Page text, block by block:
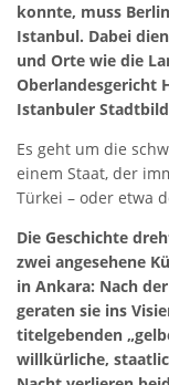
konnte, muss
Istanbul. Dabei
und Orte wie die
Oberlandesgericht
Istanbuler
Es geht um die
einem Staat, der
Türkei – oder etwa
Die Geschichte
zwei angesehene
in Ankara: Nach
geraten sie ins
titelgebenden
willkürliche,